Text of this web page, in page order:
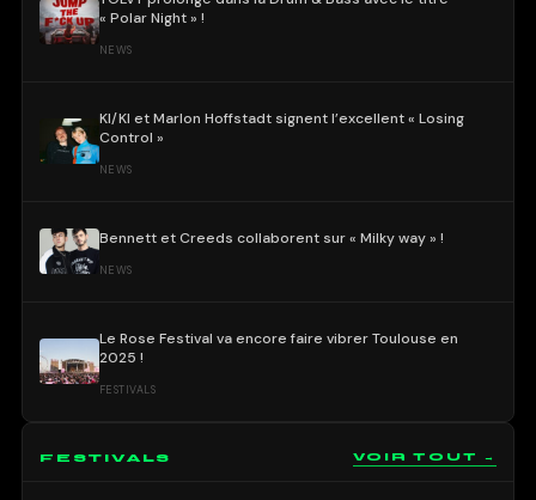
« Polar Night » !
NEWS
KI/KI et Marlon Hoffstadt signent l’excellent « Losing
Control »
NEWS
Bennett et Creeds collaborent sur « Milky way » !
NEWS
Le Rose Festival va encore faire vibrer Toulouse en
2025 !
FESTIVALS
FESTIVALS VOIR TOUT →